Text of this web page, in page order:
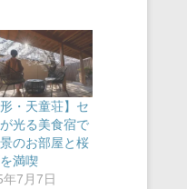
形・天童荘】セ
光る美食宿で
のお部屋と桜
満喫
年7月7日